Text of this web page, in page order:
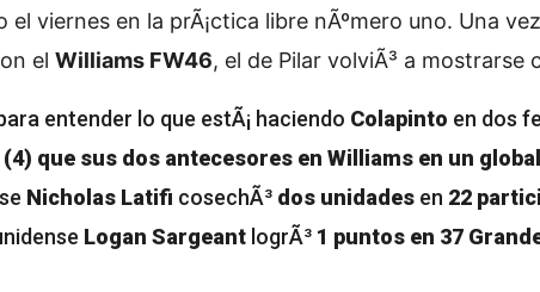
el viernes en la prÃ¡ctica libre nÃºmero uno. Una
el Williams FW46, el de Pilar volviÃ³ a mostrarse
entender lo que estÃ¡ haciendo Colapinto en dos
(4) que sus dos antecesores en Williams en un
Nicholas Latifi cosechÃ³ dos unidades en 22
Logan Sargeant logrÃ³ 1 puntos en 37